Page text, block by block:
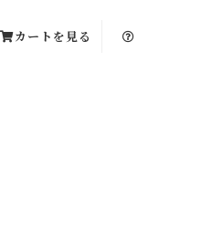
カートを見る